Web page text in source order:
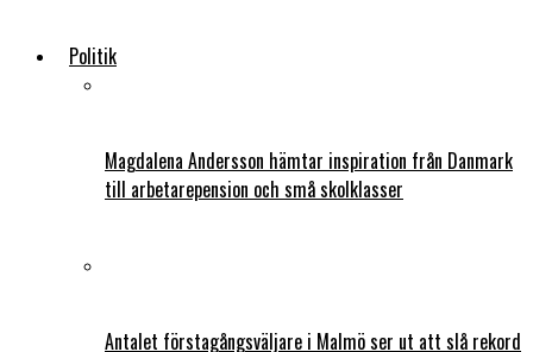
Politik
Magdalena Andersson hämtar inspiration från Danmark
till arbetarepension och små skolklasser
Antalet förstagångsväljare i Malmö ser ut att slå rekord